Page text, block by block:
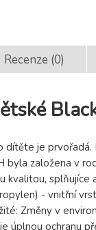
Recenze (0)
dítěte je
byla založena v
kvalitou,
- vnitřní
Změny v
úplnou ochranu